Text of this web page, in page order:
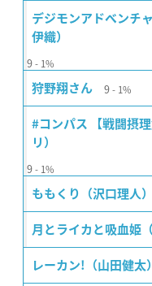
デジモンアドベンチ
伊織）
9 1%
狩野翔さん 9 1%
#コンパス 【戦闘摂
リ）
9 1%
ももくり（沢口理人）
月とライカと吸血姫
レーカン!（山田健太）